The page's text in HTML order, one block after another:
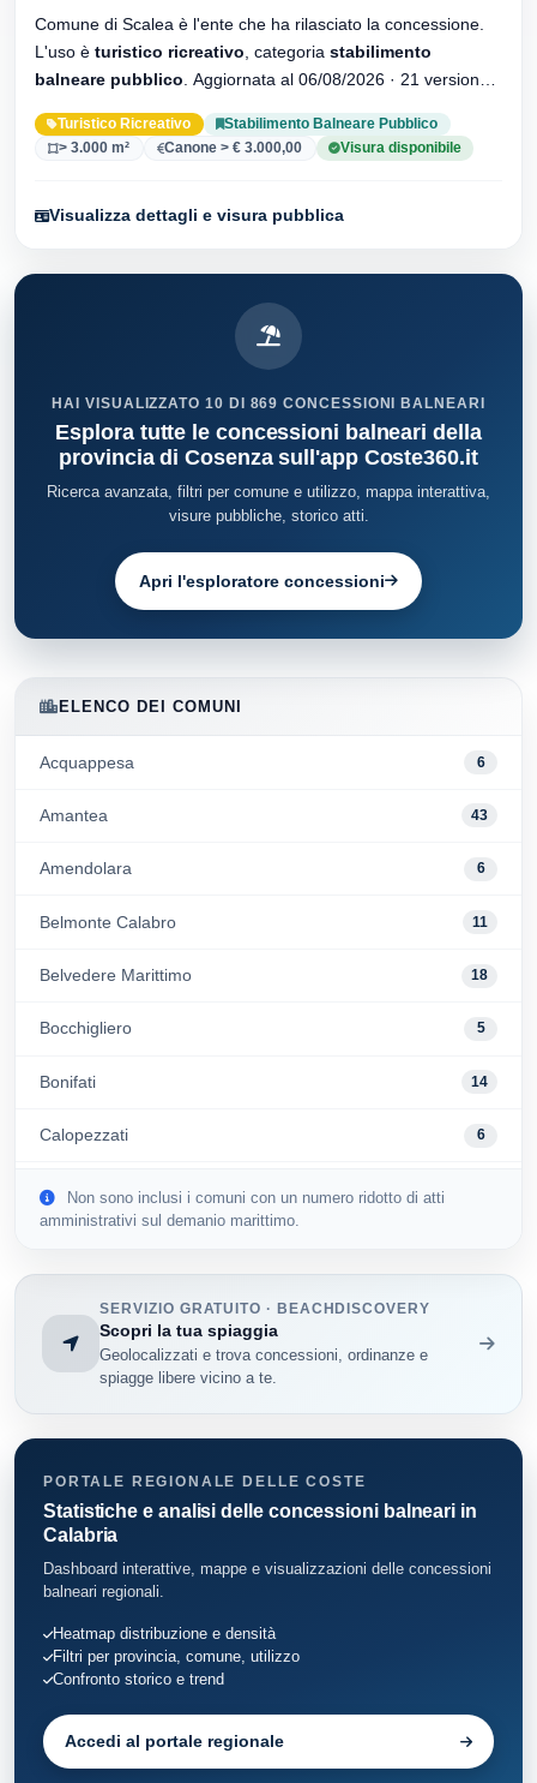
ELENCO DEI COMUNI
Acquappesa 6
Amantea 43
Amendolara 6
Belmonte Calabro 11
Belvedere Marittimo 18
Bocchigliero 5
Bonifati 14
Calopezzati 6
Cariati
Cosenza 28
Fuscaldo
Guardia Piemontese
Paola
Praia a Mare 77
Rocca Imperiale
Non sono inclusi i comuni con un numero ridotto di atti
amministrativi sul demanio marittimo.
SERVIZIO GRATUITO · BEACHDISCOVERY
Scopri la tua spiaggia
Geolocalizzati e trova concessioni, ordinanze e
spiagge libere vicino a te.
PORTALE REGIONALE DELLE COSTE
Statistiche e analisi delle concessioni balneari in
Calabria
Dashboard interattive, mappe e visualizzazioni delle concessioni
balneari regionali.
Heatmap distribuzione e densità
Filtri per provincia, comune, utilizzo
Confronto storico e trend
Accedi al portale regionale
Comune di Scalea è l'ente che ha rilasciato la concessione.
L'uso è turistico ricreativo , categoria stabilimento
balneare pubblico
Turistico Ricreativo
Stabilimento Balneare Pubblico
> 3.000 m²
Canone > € 3.000,00 Visura disponibile
Visualizza dettagli e visura pubblica
HAI VISUALIZZATO 10 DI 869 CONCESSIONI BALNEARI
Esplora tutte le concessioni balneari della
provincia di Cosenza sull'app Coste360.it
Ricerca avanzata, filtri per comune e utilizzo, mappa interattiva,
visure pubbliche, storico atti.
Apri l'esploratore concessioni